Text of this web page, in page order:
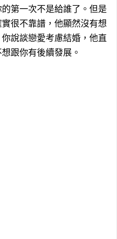
第一次不是給誰了。但是
很不靠譜，他顯然沒有想
說談戀愛考慮結婚，他直
跟你有後續發展。